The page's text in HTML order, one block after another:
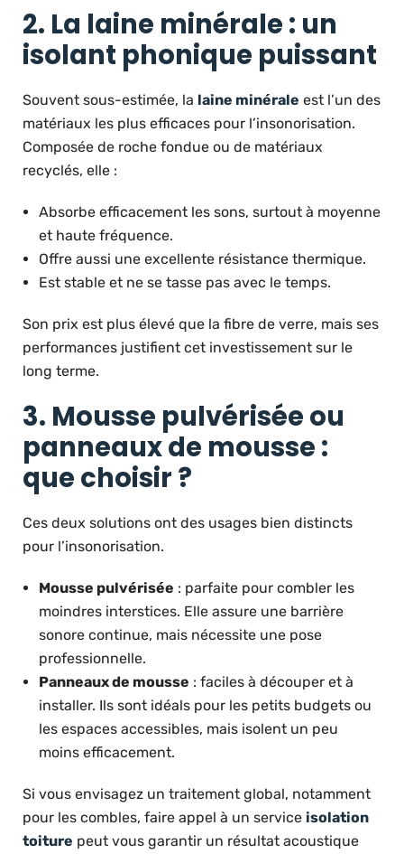
2. La laine minérale : un
isolant phonique puissant
Souvent sous-estimée, la laine minérale est l’un des
matériaux les plus efficaces pour l’insonorisation.
Composée de roche fondue ou de matériaux
recyclés, elle :
Absorbe efficacement les sons, surtout à moyenne
et haute fréquence.
Offre aussi une excellente résistance thermique.
Est stable et ne se tasse pas avec le temps.
Son prix est plus élevé que la fibre de verre, mais ses
performances justifient cet investissement sur le
long terme.
3. Mousse pulvérisée ou
panneaux de mousse :
que choisir ?
Ces deux solutions ont des usages bien distincts
pour l’insonorisation.
Mousse pulvérisée : parfaite pour combler les
moindres interstices. Elle assure une barrière
sonore continue, mais nécessite une pose
professionnelle.
Panneaux de mousse : faciles à découper et à
installer. Ils sont idéals pour les petits budgets ou
les espaces accessibles, mais isolent un peu
moins efficacement.
Si vous envisagez un traitement global, notamment
pour les combles, faire appel à un service isolation
toiture peut vous garantir un résultat acoustique